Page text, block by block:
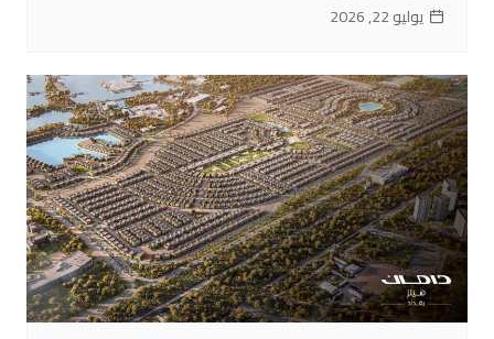
يوليو 22, 2026